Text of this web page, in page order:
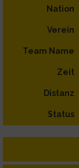
Nation
Verein
Team Name
Zeit
Distanz
Status